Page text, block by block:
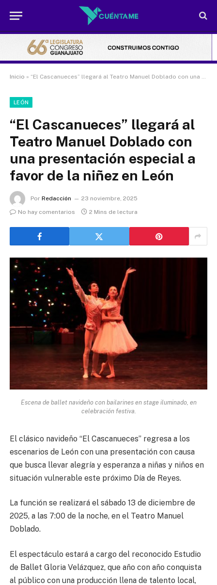
Inicio » “El Cascanueces” llegará al Teatro Manuel Doblado con una presentación especial a favor de la niñez en León
LEÓN
“El Cascanueces” llegará al
Teatro Manuel Doblado con
una presentación especial a
favor de la niñez en León
Por Redacción
23 noviembre, 2025
No hay comentarios
2 Mins de lectura
Escena de ballet navideño con bailarines en stage iluminado, en
celebración festiva.
El clásico navideño “El Cascanueces” regresa a los
escenarios de León con una presentación con causa
que busca llevar alegría y esperanza a niñas y niños en
situación vulnerable este próximo Día de Reyes.
La función se realizará el sábado 13 de diciembre de
2025, a las 7:00 de la noche, en el Teatro Manuel
Doblado.
El espectáculo estará a cargo del reconocido Estudio
de Ballet Gloria Velázquez, que año con año conquista
al público con una producción llena de talento local,